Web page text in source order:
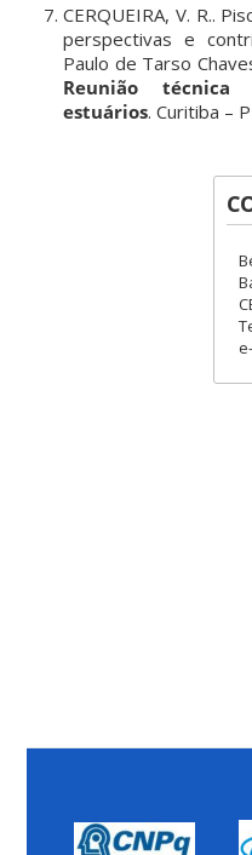
CERQUEIRA, V. R..
perspectivas e
Paulo de Tarso
Reunião
estuários. Curitiba –